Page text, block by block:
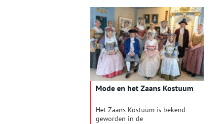
Mode en het Zaans Kostuum
Het Zaans Kostuum is bekend
geworden in de